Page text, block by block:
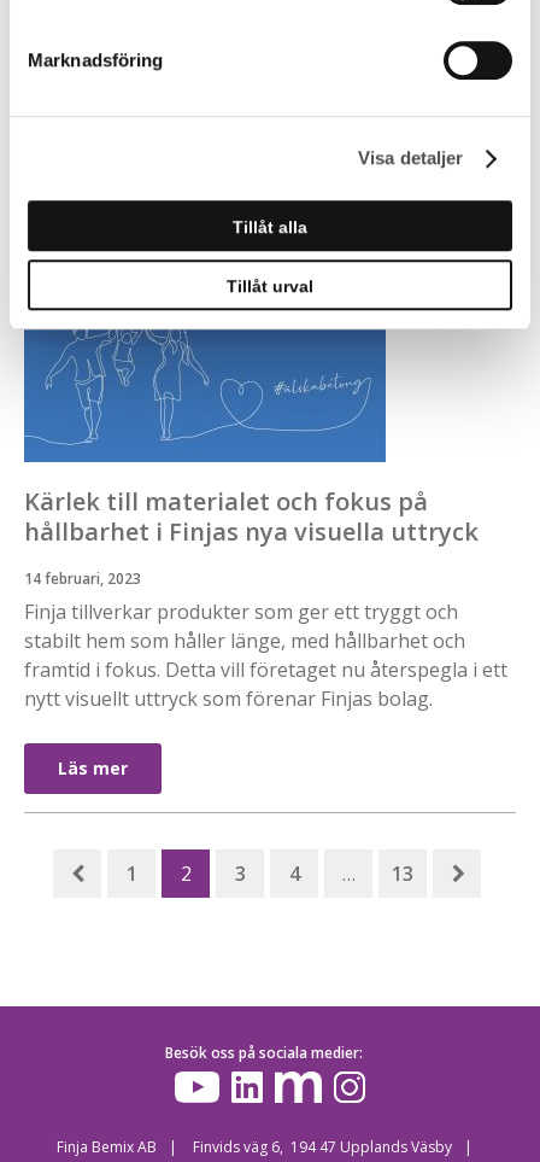
Marknadsföring
Visa detaljer
Tillåt alla
Tillåt urval
För sjätte året i rad har Bemix förmånen att sponsra
priset för Årets Montageledare. Priset delas ut i
oktober på Stockholm Waterfront.
Läs mer
Kärlek till materialet och fokus på
hållbarhet i Finjas nya visuella uttryck
14 februari, 2023
Finja tillverkar produkter som ger ett tryggt och
stabilt hem som håller länge, med hållbarhet och
framtid i fokus. Detta vill företaget nu återspegla i ett
nytt visuellt uttryck som förenar Finjas bolag.
Läs mer
1 2 3 4 … 13
Besök oss på sociala medier:
Finja Bemix AB Finvids väg 6, 194 47 Upplands Väsby